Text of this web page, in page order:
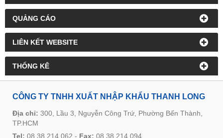
QUẢNG CÁO
LIÊN KẾT WEBSITE
THỐNG KÊ
CÔNG TY TNHH XUẤT NHẬP KHẨU THANH LONG
Địa chỉ: 300, Lầu 3, Nguyễn Công Trứ, Phường Bến Thành,
TP.HCM
Tel: 08.38.214.062 - Fax: 08.38.214.094